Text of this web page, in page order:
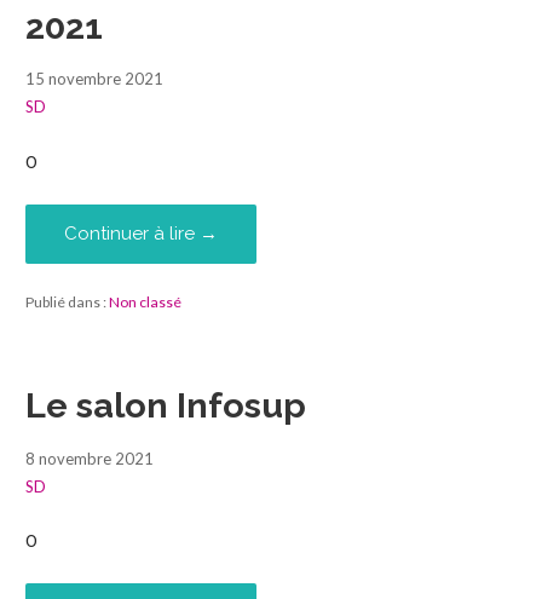
2021
15 novembre 2021
SD
0
Continuer à lire →
Publié dans :Non classé
Le salon Infosup
8 novembre 2021
SD
0